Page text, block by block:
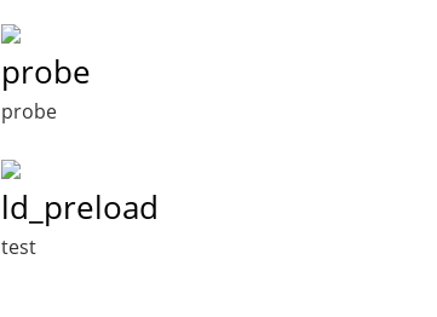
probe
probe
ld_preload
test